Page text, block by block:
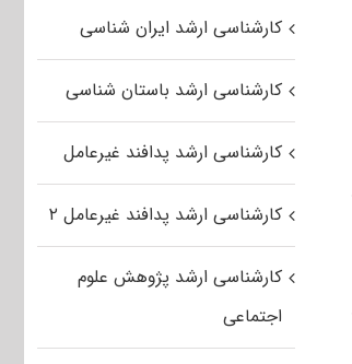
کارشناسی ارشد ایران شناسی
کارشناسی ارشد باستان شناسی
کارشناسی ارشد پدافند غیرعامل
کارشناسی ارشد پدافند غیرعامل ۲
کارشناسی ارشد پژوهش علوم
اجتماعی